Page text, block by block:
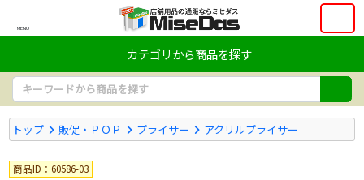
MENU
カテゴリから商品を探す
トップ 販促・ＰＯＰ プライサー アクリルプライサー
商品ID：60586-03